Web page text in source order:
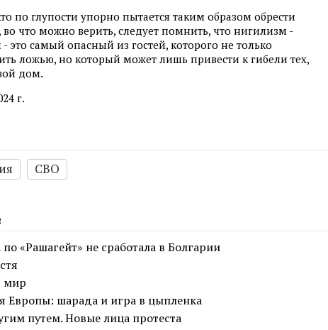
по глупости упорно пытается таким образом обрести
во что можно верить, следует помнить, что нигилизм -
- это самый опасный из гостей, которого не только
ложью, но который может лишь привести к гибели тех,
дом.
г.
СВО
«Рашагейт» не сработала в Болгарии
мир
Европы: шарада и игра в цыпленка
путем. Новые лица протеста